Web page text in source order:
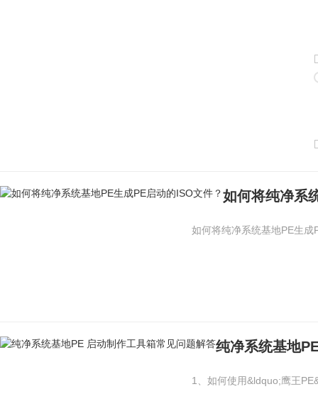
如何将纯净系
如何将纯净系统基地PE生成
纯净系统基地
1、如何使用&ldquo;鹰王